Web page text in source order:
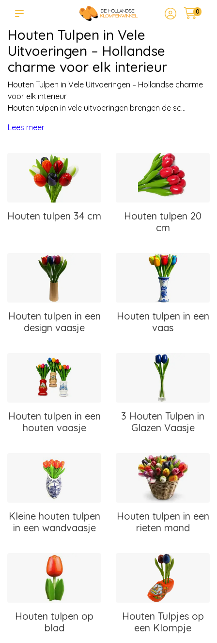
0
Houten Tulpen in Vele
Uitvoeringen – Hollandse
charme voor elk interieur
Houten Tulpen in Vele Uitvoeringen – Hollandse charme
voor elk interieur
Houten tulpen in vele uitvoeringen brengen de sc...
Lees meer
Houten tulpen 34 cm
Houten tulpen 20
cm
Houten tulpen in een
design vaasje
Houten tulpen in een
vaas
Houten tulpen in een
houten vaasje
3 Houten Tulpen in
Glazen Vaasje
Kleine houten tulpen
in een wandvaasje
Houten tulpen in een
rieten mand
Houten tulpen op
blad
Houten Tulpjes op
een Klompje